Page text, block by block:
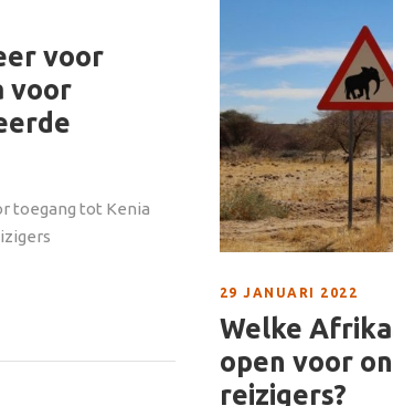
voor
voor
toegang tot Kenia
29 JANUARI 2022
Welke
open voor
reizigers?